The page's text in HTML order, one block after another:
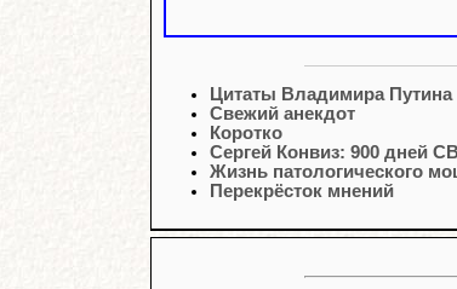
Цитаты Владимира Путина
Свежий анекдот
Коротко
Сергей Конвиз: 900 дней
Жизнь патологического
Перекрёсток мнений